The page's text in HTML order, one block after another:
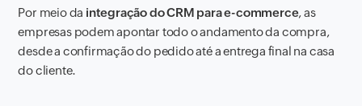
Por meio da integração do CRM para e-commerce, as
empresas podem apontar todo o andamento da compra,
desde a confirmação do pedido até a entrega final na casa
do cliente.